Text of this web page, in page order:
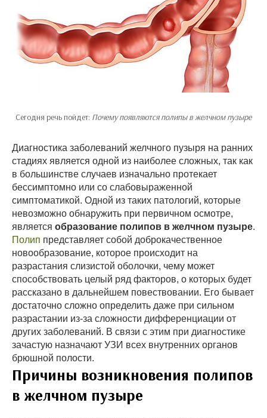
Сегодня речь пойдет: Почему появляются полипы в желчном пузыре
Диагностика заболеваний желчного пузыря на ранних
стадиях является одной из наиболее сложных, так как
в большинстве случаев изначально протекает
бессимптомно или со слабовыраженной
симптоматикой. Одной из таких патологий, которые
невозможно обнаружить при первичном осмотре,
является образование полипов в желчном пузыре.
Полип представляет собой доброкачественное
новообразование, которое происходит на
разрастания слизистой оболочки, чему может
способствовать целый ряд факторов, о которых будет
рассказано в дальнейшем повествовании. Его бывает
достаточно сложно определить даже при сильном
разрастании из-за сложности дифференциации от
других заболеваний. В связи с этим при диагностике
зачастую назначают УЗИ всех внутренних органов
брюшной полости.
Причины возникновения полипов
в желчном пузыре